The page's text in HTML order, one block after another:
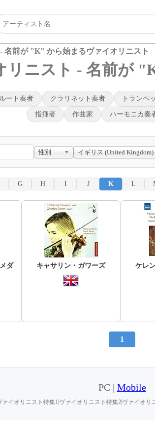
名前が "K" から始まるヴァイオリニスト
リニスト - 名前が
ート奏者 クラリネット奏者 トランペ
指揮者 作曲家 ハーモニカ奏
性別 イギリス (United Kingdom)
G H I J K L
ダ キャサリン・ガワーズ ケレ
1
PC | Mobile
ァイオリニスト特集1 ヴァイオリニスト特集2 ヴァイオリ